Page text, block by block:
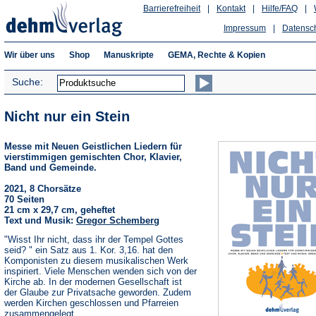
Hilfe/FAQ
Kontakt
Barrierefreiheit
Impressum
Wir über uns Shop Manuskripte GEMA, Rechte & Kopien
Suche:
Nicht nur ein Stein
Messe mit Neuen Geistlichen Liedern für
vierstimmigen gemischten Chor, Klavier,
Band und Gemeinde.
2021, 8 Chorsätze
70 Seiten
21 cm x 29,7 cm, geheftet
Text und Musik: Gregor Schemberg
"Wisst Ihr nicht, dass ihr der Tempel Gottes
seid? " ein Satz aus 1. Kor. 3,16. hat den
Komponisten zu diesem musikalischen Werk
inspiriert. Viele Menschen wenden sich von der
Kirche ab. In der modernen Gesellschaft ist
der Glaube zur Privatsache geworden. Zudem
werden Kirchen geschlossen und Pfarreien
zusammengelegt.